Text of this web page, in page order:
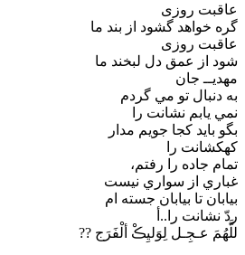
عاقبت روزی
گره خواهد گشود از بند ما
عاقبت روزی
شود از عمق دل لبخند ما
مهدیــ جان
به دنبال تو مي گردم
نمي يابم نشانت را
بگو بايد کجا جويم مدار
کهکشانت را
تمام جاده را رفتم،
غباري از سواري نيست
بيابان تا بيابان جسته ام
ردّ نشانت را..أ
للَّھُمَ عـجِـل لِوَلیِڪْ ألْفَرَج ??